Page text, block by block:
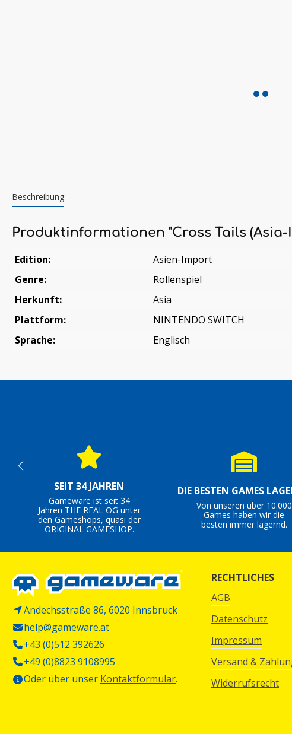
Beschreibung
Produktinformationen "Cross Tails (Asia-
Edition:
Asien-Import
Genre:
Rollenspiel
Herkunft:
Asia
Plattform:
NINTENDO SWITCH
Sprache:
Englisch
SEIT 34 JAHREN
Gameware ist seit 34
Jahren THE REAL OG unter
den Gameshops, quasi der
ORIGINAL GAMESHOP.
DIE BESTEN GAMES
Von unseren über 10.000
Games haben wir die
besten immer lagernd.
Andechsstraße 86, 6020 Innsbruck
help@gameware.at
+43 (0)512 392626
+49 (0)8823 9108995
Oder über unser Kontaktformular.
RECHTLICHES
AGB
Datenschutz
Impressum
Versand &
Widerrufsrecht